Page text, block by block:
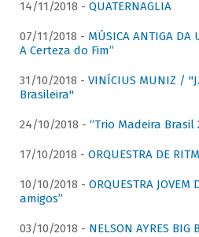
14/11/2018 - QUATERNAGLIA
07/11/2018 - MÚSICA ANTIGA
A Certeza do Fim”
31/10/2018 - VINÍCIUS MUNIZ /
Brasileira"
24/10/2018 - “Trio Madeira Brasil
17/10/2018 - ORQUESTRA DE
10/10/2018 - ORQUESTRA
amigos”
03/10/2018 - NELSON AYRES BIG